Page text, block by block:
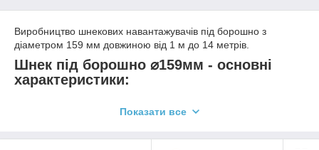
Виробництво шнекових навантажувачів під борошно з
діаметром 159 мм довжиною від 1 м до 14 метрів.
Шнек під борошно ⌀159мм - основні
характеристики:
Показати все